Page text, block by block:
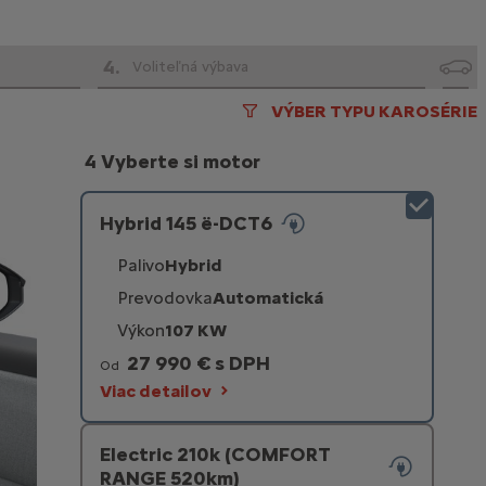
4. Voliteľná výbava
VÝBER TYPU KAROSÉRIE
4 Vyberte si motor
Hybrid 145 ë-DCT6
PalivoHybrid
PrevodovkaAutomatická
Výkon107 KW
Od 27 990 € s DPH
Viac detailov
Electric 210k (COMFORT
RANGE 520km)